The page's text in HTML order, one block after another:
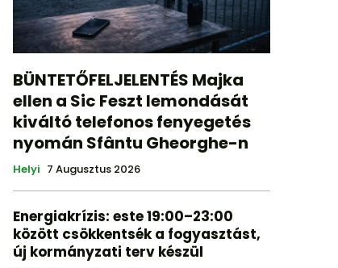
BÜNTETŐFELJELENTÉS Majka
ellen a Sic Feszt lemondását
kiváltó telefonos fenyegetés
nyomán Sfântu Gheorghe-n
Helyi 7 Augusztus 2026
Energiakrízis: este 19:00–23:00
között csökkentsék a fogyasztást,
új kormányzati terv készül